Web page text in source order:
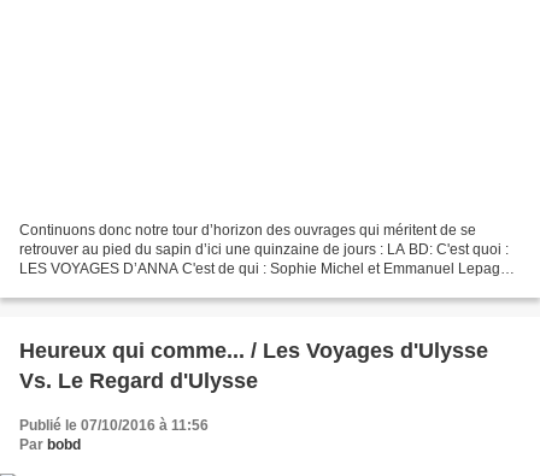
Continuons donc notre tour d’horizon des ouvrages qui méritent de se
retrouver au pied du sapin d’ici une quinzaine de jours : LA BD: C'est quoi :
LES VOYAGES D’ANNA C'est de qui : Sophie Michel et Emmanuel Lepage
Heureux qui comme... / Les Voyages d'Ulysse
Vs. Le Regard d'Ulysse
Publié le 07/10/2016 à 11:56
Par bobd